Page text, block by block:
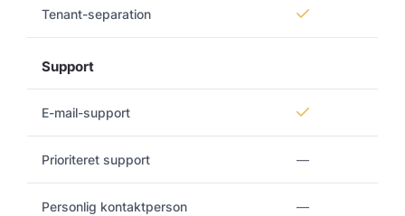
Tenant-separation
Support
E-mail-support
Prioriteret support —
Personlig kontaktperson —